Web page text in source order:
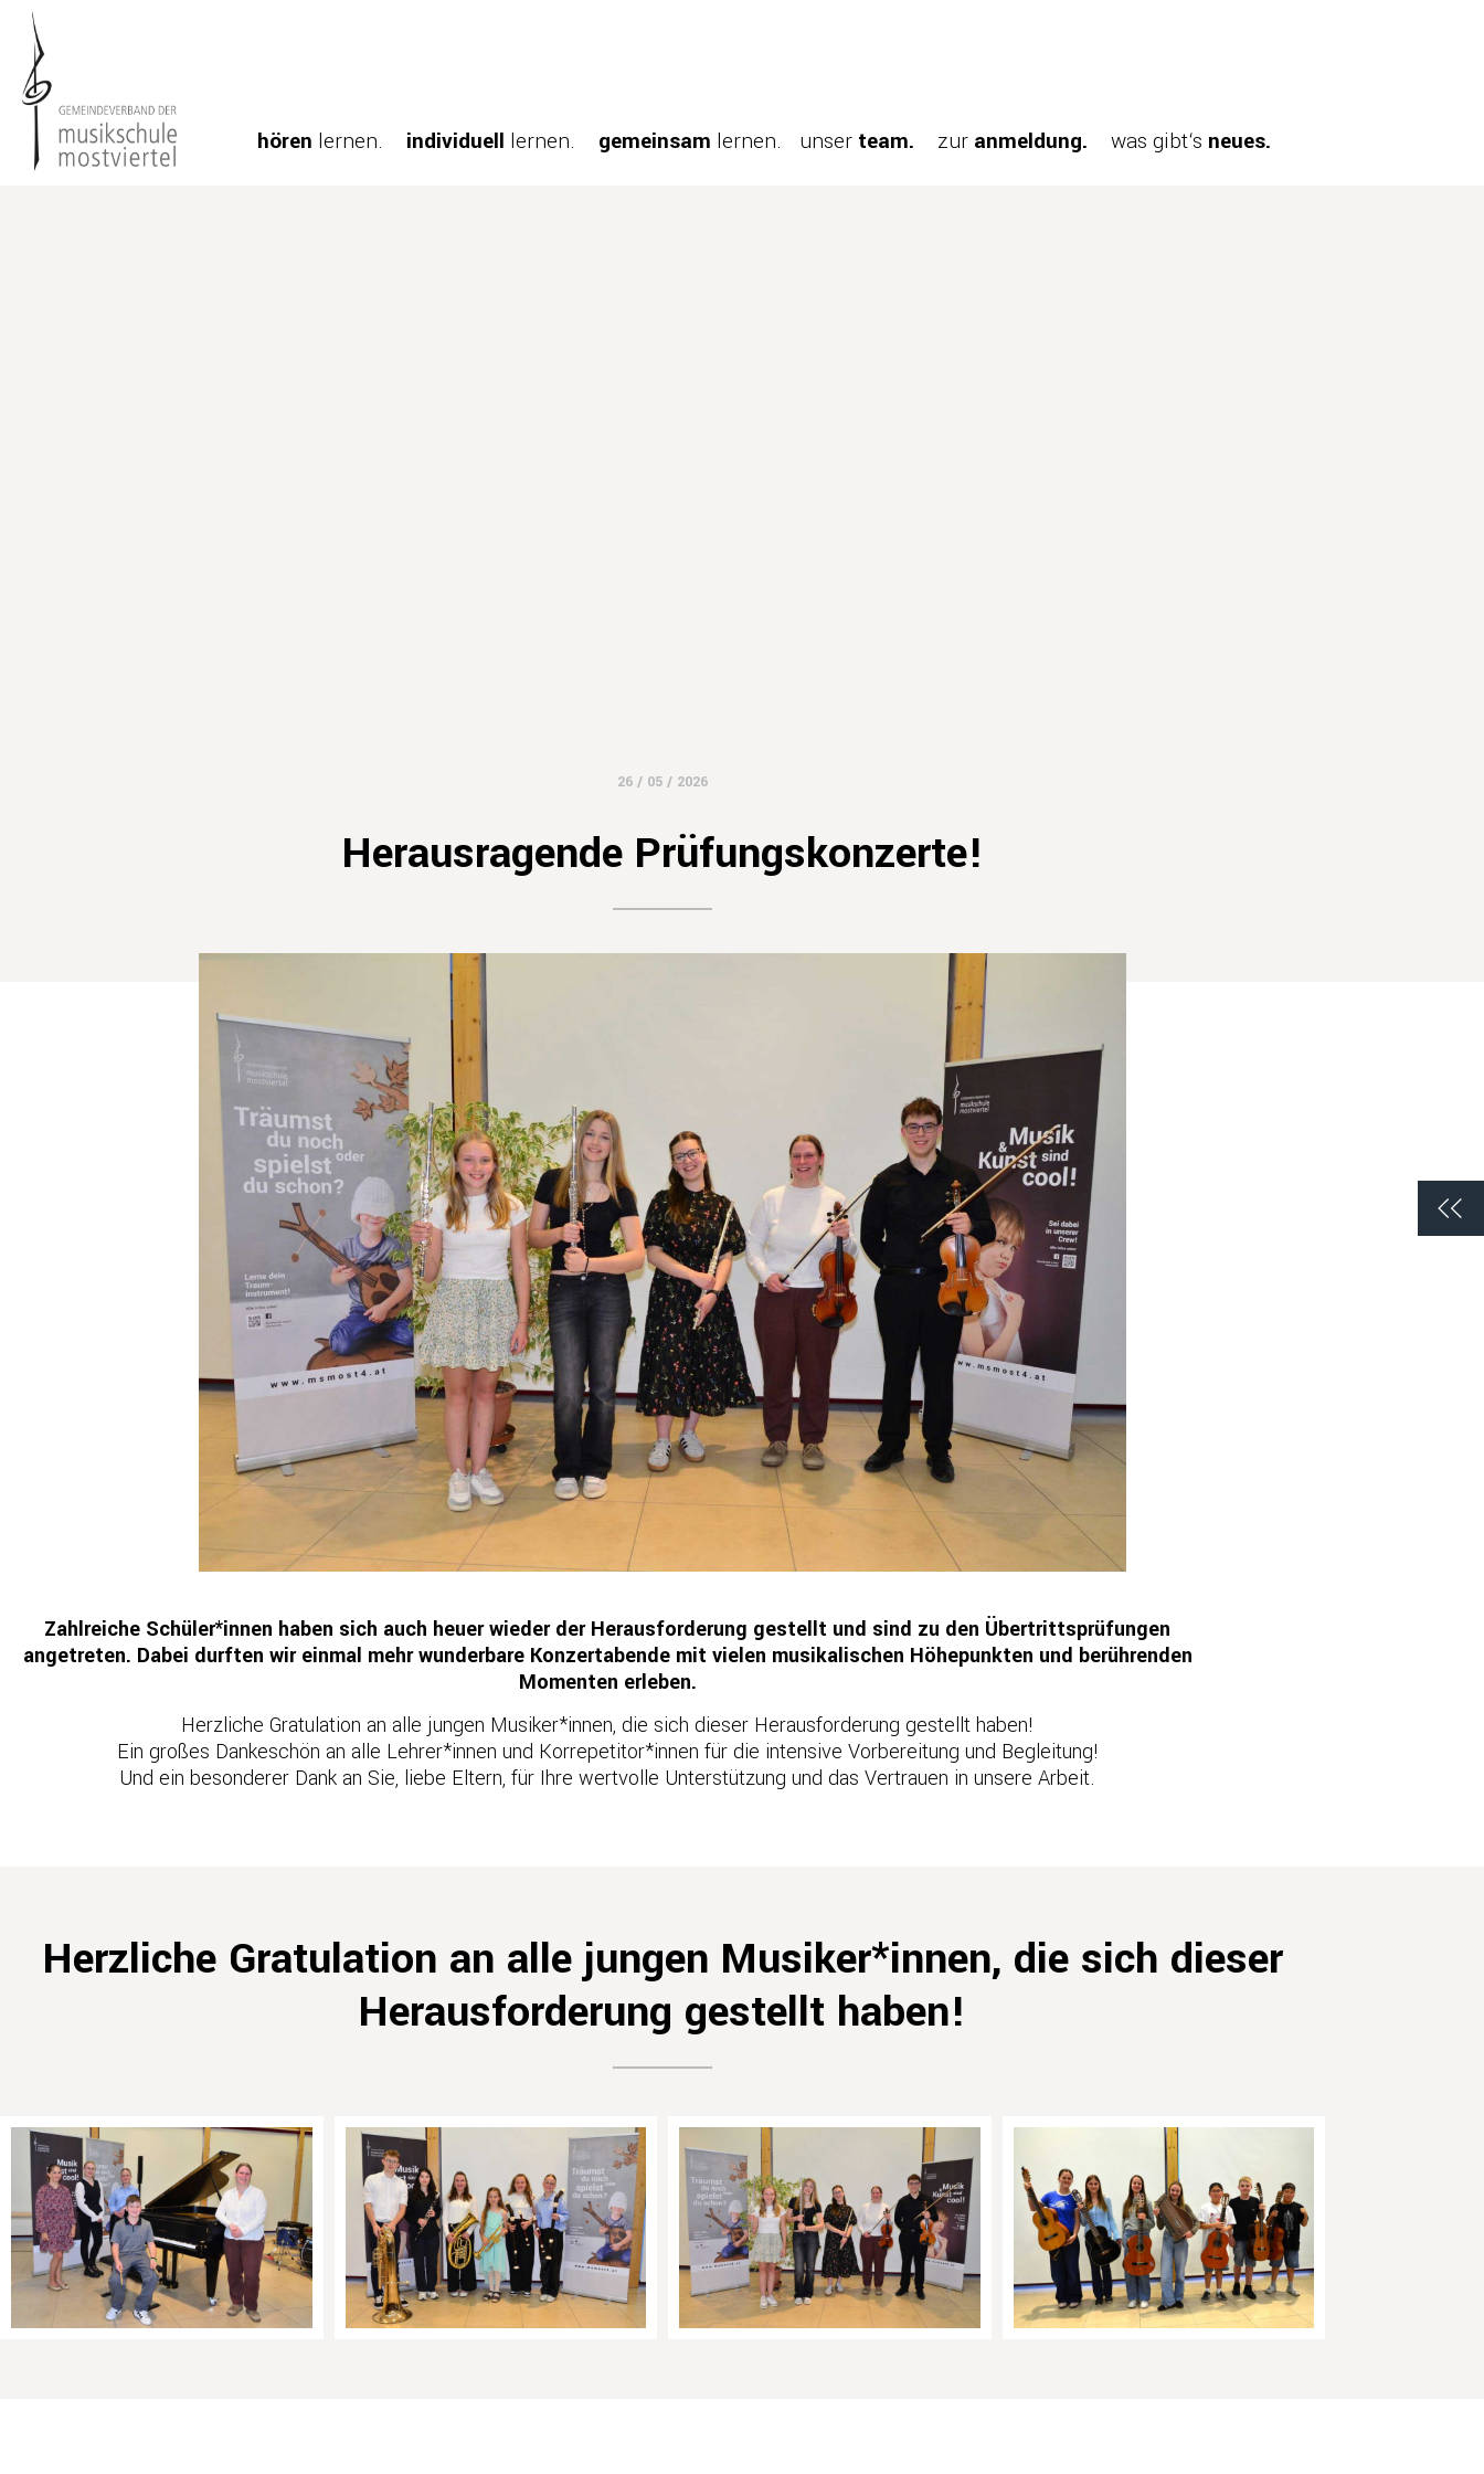
hören lernen. individuell lernen. gemeinsam lernen. unser team. zur anmeldung. was gibt‘s neues.
26 / 05 / 2026
Herausragende Prüfungskonzerte!
Zahlreiche Schüler*innen haben sich auch heuer wieder der Herausforderung gestellt und sind zu den Übertrittsprüfungen
angetreten. Dabei durften wir einmal mehr wunderbare Konzertabende mit vielen musikalischen Höhepunkten und berührenden
Momenten erleben.
Herzliche Gratulation an alle jungen Musiker*innen, die sich dieser Herausforderung gestellt haben!
Ein großes Dankeschön an alle Lehrer*innen und Korrepetitor*innen für die intensive Vorbereitung und Begleitung!
Und ein besonderer Dank an Sie, liebe Eltern, für Ihre wertvolle Unterstützung und das Vertrauen in unsere Arbeit.
Herzliche Gratulation an alle jungen Musiker*innen, die sich dieser
Herausforderung gestellt haben!